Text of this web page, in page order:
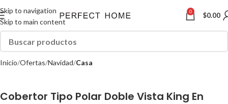
Skip to navigation
Skip to main content
0 $0.00
Inicio Ofertas Navidad Casa
Cobertor Tipo Polar Doble Vista King En